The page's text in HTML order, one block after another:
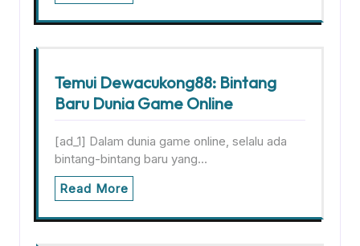
Temui Dewacukong88: Bintang
Baru Dunia Game Online
[ad_1] Dalam dunia game online, selalu ada
bintang-bintang baru yang…
Read More